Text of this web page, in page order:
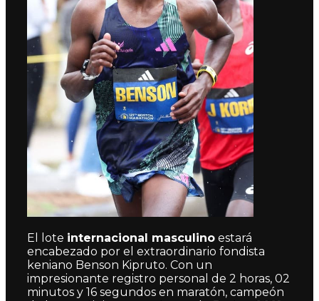
El lote internacional masculino estará
encabezado por el extraordinario fondista
keniano Benson Kipruto. Con un
impresionante registro personal de 2 horas, 02
minutos y 16 segundos en maratón, campeón